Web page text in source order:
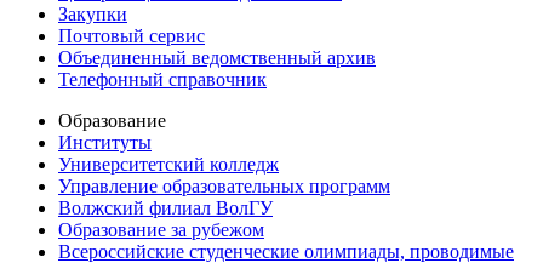
Закупки
Почтовый сервис
Объединенный ведомственный архив
Телефонный справочник
Образование
Институты
Университетский колледж
Управление образовательных программ
Волжский филиал ВолГУ
Образование за рубежом
Всероссийские студенческие олимпиады, проводимые